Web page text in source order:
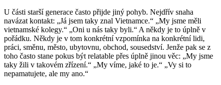
U části starší generace často přijde jiný pohyb. Nejdřív snaha
navázat kontakt: „Já jsem taky znal Vietnamce.“ „My jsme měli
vietnamské kolegy.“ „Oni u nás taky byli.“ A někdy je to úplně v
pořádku. Někdy je v tom konkrétní vzpomínka na konkrétní lidi,
práci, směnu, město, ubytovnu, obchod, sousedství. Jenže pak se z
toho často stane pokus být relatable přes úplně jinou věc: „My jsme
taky žili v takovém zřízení.“ „My víme, jaké to je.“ „Vy si to
nepamatujete, ale my ano.“